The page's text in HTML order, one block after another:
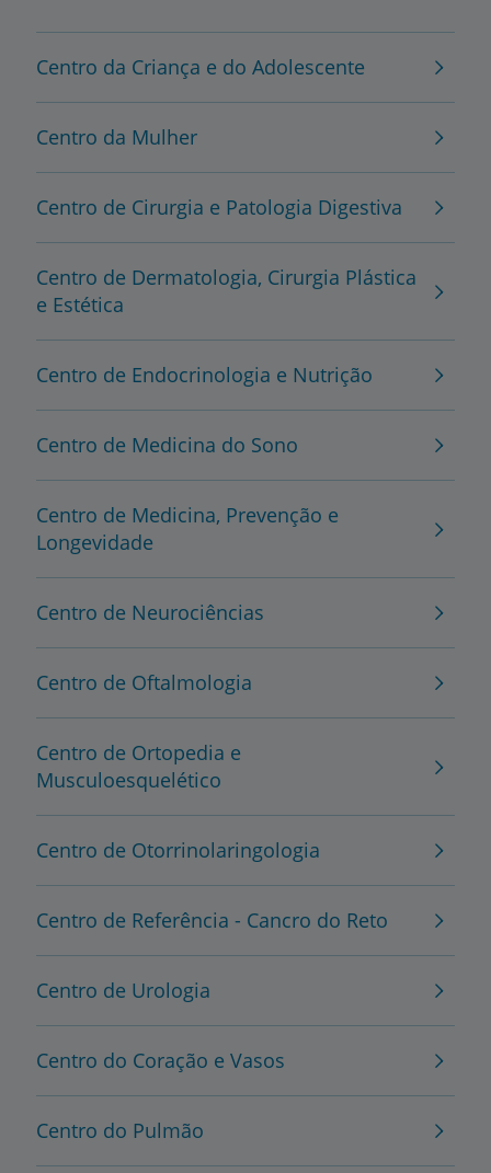
Centro da Criança e do Adolescente
Centro da Mulher
Centro de Cirurgia e Patologia Digestiva
Centro de Dermatologia, Cirurgia Plástica
e Estética
Centro de Endocrinologia e Nutrição
Centro de Medicina do Sono
Centro de Medicina, Prevenção e
Longevidade
Centro de Neurociências
Centro de Oftalmologia
Centro de Ortopedia e
Musculoesquelético
Centro de Otorrinolaringologia
Centro de Referência - Cancro do Reto
Centro de Urologia
Centro do Coração e Vasos
Centro do Pulmão